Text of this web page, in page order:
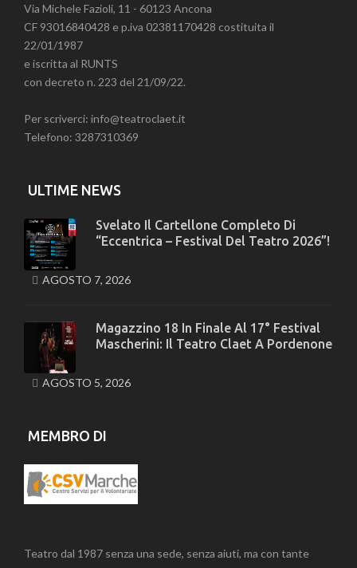
Via Michele Fazioli, 11 - 60123 Ancona
CF 93016840428 e p.iva 02381170428 costituita il
22/01/1987
e iscritta al RUNTS
con decreto n. 223 del 21/09/22.
Per scriverci: info@teatroclaet.it
Telefono: 3287310369
ULTIME NEWS
Svelato Il Cartellone Completo Di
“Eccentrica – Festival Del Teatro 2026”!
AGOSTO 7, 2026
Magazzino 18 In Finale Al 17° Festival
Mascherini: Il Teatro Claet A Pordenone
AGOSTO 5, 2026
MEMBRO DI
Teatro dal 1987 senza una sede, senza aiuti, ma con tante